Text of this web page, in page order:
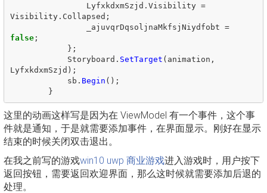
LyfxkdxmSzjd . Visibility =
Visibility. Collapsed ;
_ajuvqrDqsoljnaMkfsjNiydfobt =
false;
};
Storyboard . SetTarget ( animation ,
LyfxkdxmSzjd );
sb . Begin ();
}
这里的动画这样写是因为在 ViewModel 有一个事件，这个事
件就是通知，于是就需要添加事件，在界面显示。刚好在显示
结束的时候关闭双击退出。
在我之前写的游戏win10 uwp 商业游戏进入游戏时，用户按下
返回按钮，需要返回欢迎界面，那么这时候就需要添加后退的
处理。